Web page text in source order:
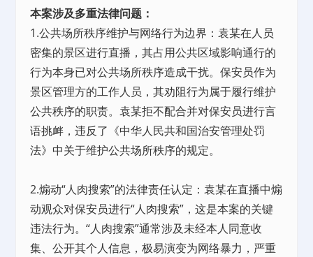
本案涉及多重法律问题：
1.公共场所秩序维护与网络行为边界：袁某在人员
密集的景区进行直播，其占用公共区域影响通行的
行为本身已对公共场所秩序造成干扰。保安员作为
景区管理方的工作人员，其劝阻行为属于履行维护
公共秩序的职责。袁某拒不配合并对保安员进行言
语挑衅，违反了《中华人民共和国治安管理处罚
法》中关于维护公共场所秩序的规定。
2.煽动“人肉搜索”的法律责任认定：袁某在直播中煽
动观众对保安员进行“人肉搜索”，这是本案的关键
违法行为。“人肉搜索”通常涉及未经本人同意收
集、公开其个人信息，极易演变为网络暴力，严重